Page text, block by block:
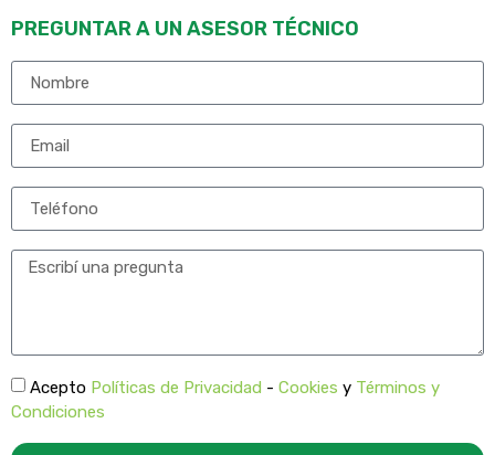
PREGUNTAR A UN ASESOR TÉCNICO
Acepto Políticas de Privacidad - Cookies y Términos y
Condiciones